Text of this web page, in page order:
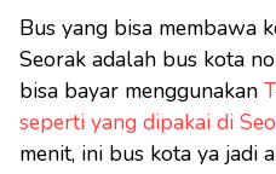
Bus yang bisa membawa
Seorak adalah bus kota
bisa bayar menggunakan
seperti yang dipakai di
menit, ini bus kota ya jadi